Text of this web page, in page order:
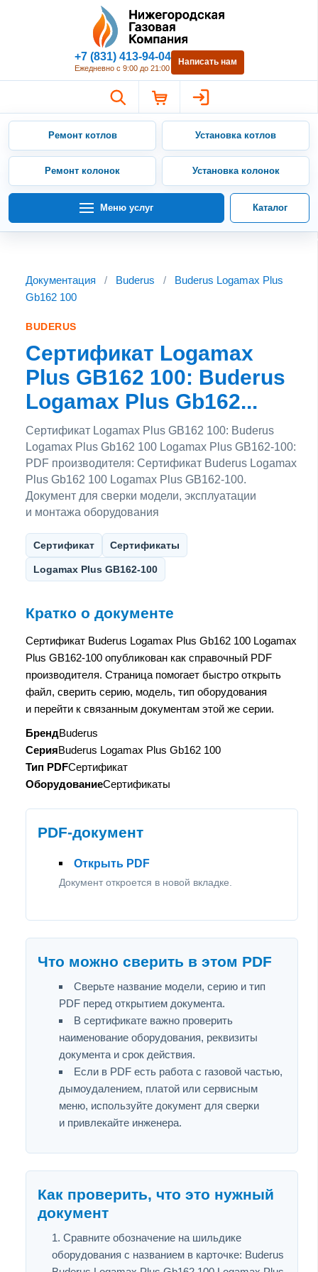
Нижегородская Газовая
+7 (831) 413-94-04
Ежедневно с 9:00 до 21:00
Написать нам
Ремонт котлов Установка котлов
Ремонт колонок Установка колонок
Меню услуг Каталог
Документация / Buderus /
Buderus Logamax Plus
Gb162 100
BUDERUS
Сертификат Logamax
Plus GB162 100: Buderus
Logamax Plus Gb162...
Сертификат Logamax Plus GB162 100: Buderus
Logamax Plus Gb162 100 Logamax Plus GB162-100:
PDF производителя: Сертификат Buderus Logamax
Plus Gb162 100 Logamax Plus GB162-100.
Документ для сверки модели, эксплуатации
и монтажа оборудования
Сертификат Сертификаты
Logamax Plus GB162-100
Кратко о документе
Сертификат Buderus Logamax Plus Gb162 100 Logamax
Plus GB162-100 опубликован как справочный PDF
производителя. Страница помогает быстро открыть
файл, сверить серию, модель, тип оборудования
и перейти к связанным документам этой же серии.
БрендBuderus
СерияBuderus Logamax Plus Gb162 100
Тип PDFСертификат
ОборудованиеСертификаты
PDF-документ
Открыть PDF
Документ откроется в новой вкладке.
Что можно сверить в этом PDF
Сверьте название модели, серию и тип
PDF перед открытием документа.
В сертификате важно проверить
наименование оборудования, реквизиты
документа и срок действия.
Если в PDF есть работа с газовой частью,
дымоудалением, платой или сервисным
меню, используйте документ для сверки
и привлекайте инженера.
Как проверить, что это нужный
документ
Сравните обозначение на шильдике
оборудования с названием в карточке: Buderus